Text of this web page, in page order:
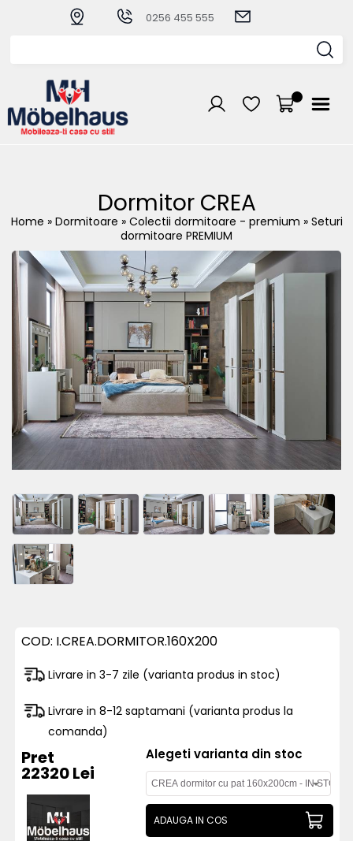
0256 455 555
Dormitor CREA
Home » Dormitoare » Colectii dormitoare - premium » Seturi
dormitoare PREMIUM
COD: I.CREA.DORMITOR.160X200
Livrare in 3-7 zile (varianta produs in stoc)
Livrare in 8-12 saptamani (varianta produs la
comanda)
Pret
22320 Lei
Alegeti varianta din stoc
ADAUGA IN COS